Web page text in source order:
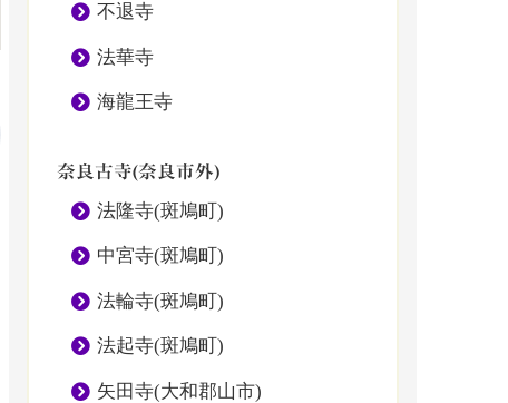
不退寺
法華寺
海龍王寺
奈良古寺(奈良市外)
法隆寺(斑鳩町)
中宮寺(斑鳩町)
法輪寺(斑鳩町)
法起寺(斑鳩町)
矢田寺(大和郡山市)